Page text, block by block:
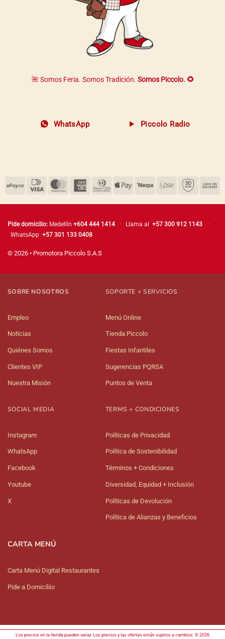
🌺 Somos Feria. Somos Tradición. Somos Piccolo. 🌻
WhatsApp Piccolo Radio
Pide domicilio: Medellín +604 444 1414 · Llama al +57 300 912 1143
·
WhatsApp +57 301 133 0408
© 2026 • Promotora Piccolo S.A.S
SOBRE NOSOTROS
Empleo
Noticias
Quiénes Somos
Clientes VIP
Nuestra Misión
SOPORTE + SERVICIOS
Menú Online
Tienda Piccolo
Fiestas Infantiles
Sugerencias PQRSA
Puntos de Venta
SOCIAL MEDIA
Instagram
WhatsApp
Facebook
Youtube
X
TERMS + CONDICIONES
Políticas de Privacidad
Política de Sostenibilidad
Términos + Condiciones
Diversidad, Equidad + Inclusión
Políticas de Devolución
Política de Alianzas y Beneficios
CARTA MENÚ
Carta Menú Digital Restaurantes
Pide a Domiciliio
Los precios en la tienda pueden variar. Los precios y las ofertas están sujetos a cambios. © 2026